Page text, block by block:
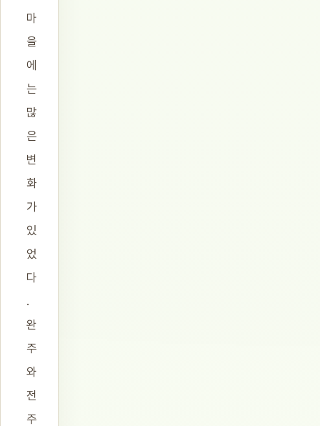
마
을
에
는
많
은
변
화
가
있
었
다
.
완
주
와
전
주